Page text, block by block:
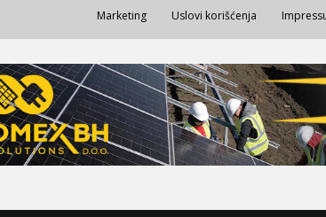
Marketing Uslovi korišćenja